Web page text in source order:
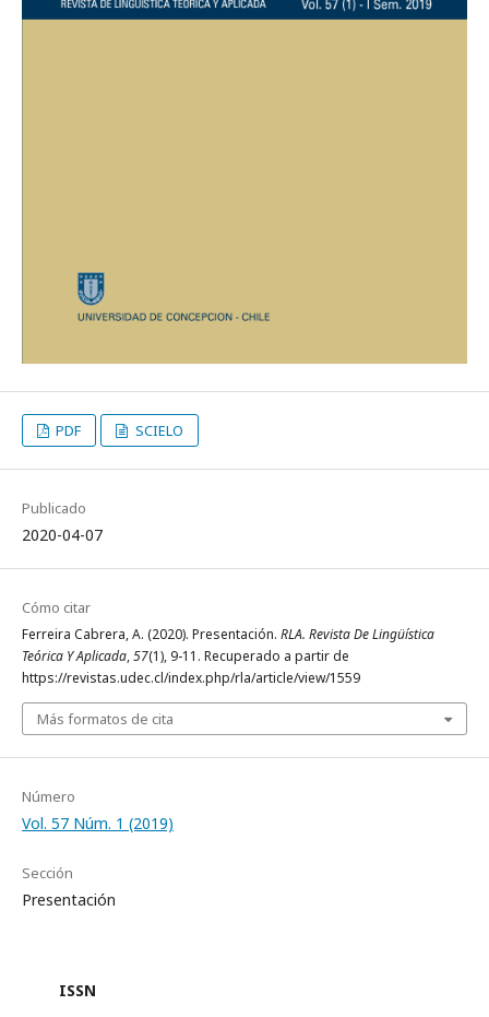
PDF SCIELO
Publicado
2020-04-07
Cómo citar
Ferreira Cabrera, A. (2020). Presentación. RLA. Revista De Lingüística
Teórica Y Aplicada,57(1), 9-11. Recuperado a partir de
https://revistas.udec.cl/index.php/rla/article/view/1559
Más formatos de cita
Número
Vol. 57 Núm. 1 (2019)
Sección
Presentación
ISSN